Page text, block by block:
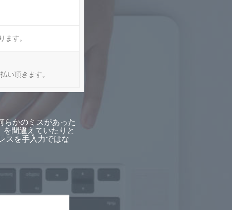
ます。
い頂きます。
らかのミスがあった
間違えていたりと
スを手入力ではな